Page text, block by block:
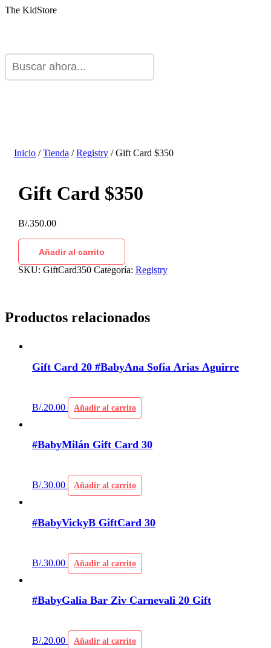
The KidStore
Inicio /Tienda /Registry / Gift Card $350
Gift Card $350
B/.350.00
Añadir al carrito
SKU: GiftCard350 Categoría: Registry
Productos relacionados
Gift Card 20 #BabyAna Sofía Arias Aguirre
B/.20.00 Añadir al carrito
#BabyMilán Gift Card 30
B/.30.00 Añadir al carrito
#BabyVickyB GiftCard 30
B/.30.00 Añadir al carrito
#BabyGalia Bar Ziv Carnevali 20 Gift
B/.20.00 Añadir al carrito